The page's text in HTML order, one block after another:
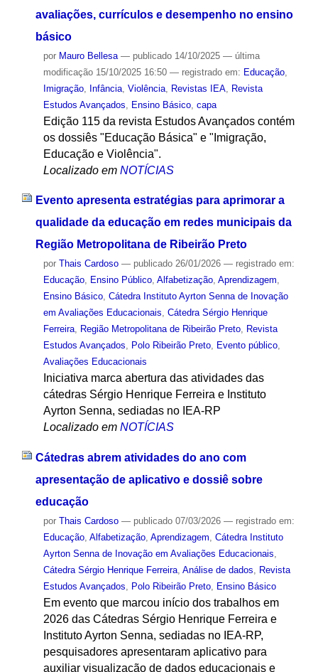
avaliações, currículos e desempenho no ensino
básico
por Mauro Bellesa — publicado14/10/2025 — última
modificação15/10/2025 16:50 — registrado em: Educação,
Imigração, Infância, Violência, Revistas IEA, Revista
Estudos Avançados
Ensino Básico, capa
Edição 115 da revista Estudos Avançados contém
os dossiês "Educação Básica" e "Imigração,
Educação e Violência".
Localizado em NOTÍCIAS
Evento apresenta estratégias para aprimorar a
qualidade da educação em redes municipais da
Região Metropolitana de Ribeirão Preto
por Thais Cardoso — publicado26/01/2026 — registrado em:
Educação, Ensino Público, Alfabetização, Aprendizagem,
Ensino Básico, Cátedra Instituto Ayrton Senna de Inovação
em Avaliações Educacionais, Cátedra Sérgio Henrique
Ferreira, Região Metropolitana de Ribeirão Preto, Revista
Estudos Avançados, Polo Ribeirão Preto, Evento público,
Avaliações Educacionais
Iniciativa marca abertura das atividades das
cátedras Sérgio Henrique Ferreira e Instituto
Ayrton Senna, sediadas no IEA-RP
Localizado em NOTÍCIAS
Cátedras abrem atividades do ano com
apresentação de aplicativo e dossiê sobre
educação
por Thais Cardoso — publicado07/03/2026 — registrado em:
Educação, Alfabetização, Aprendizagem, Cátedra Instituto
Ayrton Senna de Inovação em Avaliações Educacionais,
Cátedra Sérgio Henrique Ferreira, Análise de dados, Revista
Estudos Avançados, Polo Ribeirão Preto, Ensino Básico
Em evento que marcou início dos trabalhos em
2026 das Cátedras Sérgio Henrique Ferreira e
Instituto Ayrton Senna, sediadas no IEA-RP,
pesquisadores apresentaram aplicativo para
auxiliar visualização de dados educacionais e